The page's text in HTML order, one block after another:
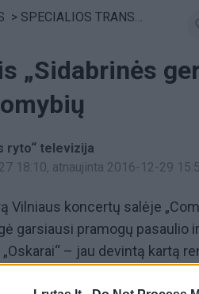
> SPECIALIOS TRANSLIACIJOS
„Sidabrinės
ryto“ televizija
18:10, atnaujinta 2016-12-29
Vilniaus koncertų salėje
garsiausi pramogų
– jau devintą kartą